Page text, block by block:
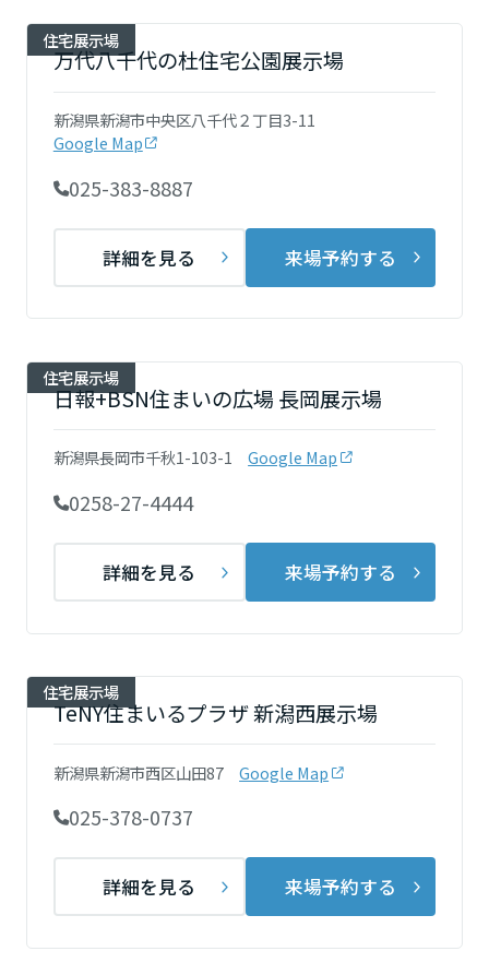
スムストック検索
[MISAWA RELAY]
まいづくりを楽しく学べるデジタルラウンジです。
ホームラウンジ 新築・戸建て
これから土地活用・賃貸経営をご検討の方
土地活用の基礎から長期安定経営を目指すオーナー様まで、賃貸経営
に役立つ多彩な情報を幅広くお届けします。
ホームラウンジ 土地活用・賃貸経営
リフォーム営業所
これからリフォームをご検討の方
実例動画や基礎知識、収納の工夫など、理想の住まいを叶えるリフォ
ホームラウンジ リフォーム
事業用地・事業用建物
すべてのフィールドに新しい価値をデザインし、持続可能な未来志向
のまちづくりを実現していきます。
お客様センター
ミサワホームオーナーさま・リフォーム工事ご契約者さまとミサワホ
ームを結ぶコミュニケーションサイト。お得・便利・安心なコンテン
ツや、ミサワホームからの大切なお知らせなど配信しています。
ミサワオーナーズクラブ
SDGs
環境活動
採用情報
新卒者採用
ウエルネス事業
海外事業
ミサワアイデンティティ
住宅展示場
万代八千代の杜住宅公園展示場
新潟県新潟市中央区八千代２丁目3-11
Google Map
025-383-8887
詳細を見る 来場予約する
住宅展示場
日報+BSN住まいの広場 長岡展示場
新潟県長岡市千秋1-103-1 Google Map
0258-27-4444
詳細を見る 来場予約する
住宅展示場
TeNY住まいるプラザ 新潟西展示場
新潟県新潟市西区山田87 Google Map
025-378-0737
詳細を見る 来場予約する
福島県
関東
茨城県
栃木県
群馬県
埼玉県
神奈川県
甲信越・北陸
富山県
新潟県